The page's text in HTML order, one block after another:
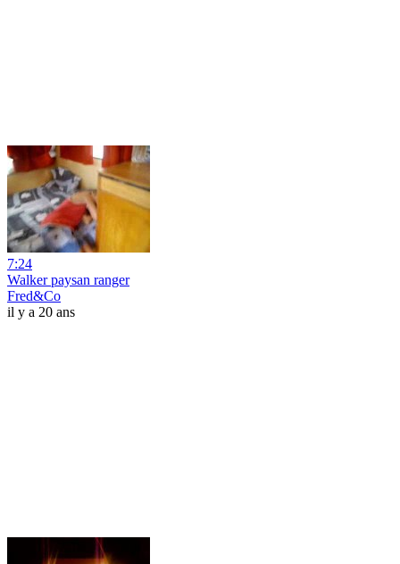
7:24
Walker paysan ranger
Fred&Co
il y a 20 ans